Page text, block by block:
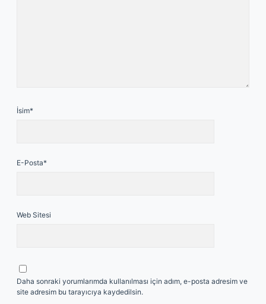
İsim*
E-Posta*
Web Sitesi
Daha sonraki yorumlarımda kullanılması için adım, e-posta adresim ve
site adresim bu tarayıcıya kaydedilsin.